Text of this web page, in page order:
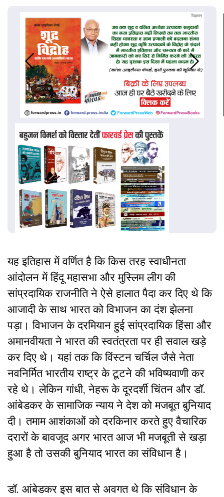
यह इतिहास में वर्णित है कि किस तरह स्वाधीनता
आंदोलन में हिंदू महासभा और मुस्लिम लीग की
सांप्रदायिक राजनीति ने ऐसे हालात पैदा कर दिए थे कि
आजादी के साथ भारत को विभाजन का दंश झेलना
पड़ा। विभाजन के दरमियान हुई सांप्रदायिक हिंसा और
अमानवीयता ने भारत की स्वतंत्रता पर ही सवाल खड़े
कर दिए थे। यहां तक कि विंस्टन चर्चिल जैसे नेता
नवनिर्मित भारतीय राष्ट्र के टूटने की भविष्यवाणी कर
रहे थे। लेकिन गांधी, नेहरू के दूरदर्शी चिंतन और डॉ.
आंबेडकर के सामाजिक न्याय ने देश को मजबूत बुनियाद
दी। तमाम आशंकाओं को दरकिनार करते हुए वैचारिक
दरारों के बावजूद अगर भारत आज भी मजबूती से खड़ा
हुआ है तो उसकी बुनियाद भारत का संविधान है।
डॉ. आंबेडकर इस बात से अवगत थे कि संविधान के